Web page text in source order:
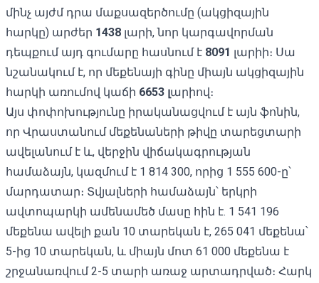
մինչ այժմ դրա մաքսազերծումը (ակցիզային
հարկը) արժեր 1438 լարի, նոր կարգավորման
դեպքում այդ գումարը հասնում է 8091 լարիի։ Սա
նշանակում է, որ մեքենայի գինը միայն ակցիզային
հարկի առումով կաճի 6653 լարիով։
Այս փոփոխությունը իրականացվում է այն ֆոնին,
որ Վրաստանում մեքենաների թիվը տարեցտարի
ավելանում է և, վերջին վիճակագրության
համաձայն, կազմում է 1 814 300, որից 1 555 600-ը՝
մարդատար։ Տվյալների համաձայն՝ երկրի
ավտոպարկի ամենամեծ մասը հին է. 1 541 196
մեքենա ավելի քան 10 տարեկան է, 265 041 մեքենա՝
5-ից 10 տարեկան, և միայն մոտ 61 000 մեքենա է
շրջանառվում 2-5 տարի առաջ արտադրված։ Հարկ